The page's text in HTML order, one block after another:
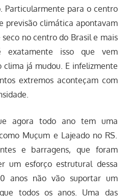
Particularmente para o centro
previsão climática apontavam
no centro do Brasil e mais
isso que vem
clima já mudou. E infelizmente
extremos aconteçam com
agora todo ano tem uma
Muçum e Lajeado no RS.
e barragens, que foram
um esforço estrutural dessa
anos não vão suportar um
todos os anos. Uma das